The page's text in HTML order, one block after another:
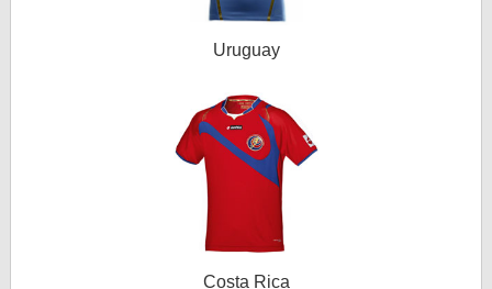
Uruguay
Costa Rica